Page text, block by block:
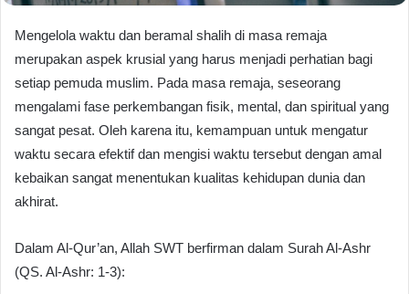
Mengelola waktu dan beramal shalih di masa remaja
merupakan aspek krusial yang harus menjadi perhatian bagi
setiap pemuda muslim. Pada masa remaja, seseorang
mengalami fase perkembangan fisik, mental, dan spiritual yang
sangat pesat. Oleh karena itu, kemampuan untuk mengatur
waktu secara efektif dan mengisi waktu tersebut dengan amal
kebaikan sangat menentukan kualitas kehidupan dunia dan
akhirat.
Dalam Al-Qur’an, Allah SWT berfirman dalam Surah Al-Ashr
(QS. Al-Ashr: 1-3):